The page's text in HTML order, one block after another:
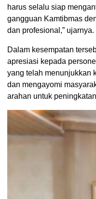
harus selalu siap
gangguan Kamtibmas
dan profesional,” ujarnya.
Dalam kesempatan
apresiasi kepada
yang telah menunjukkan
dan mengayomi
arahan untuk